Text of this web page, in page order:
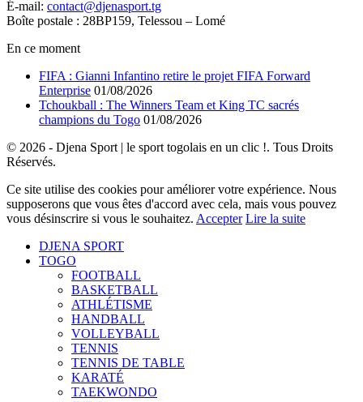
É-mail: contact@djenasport.tg
Boîte postale : 28BP159, Telessou – Lomé
En ce moment
FIFA : Gianni Infantino retire le projet FIFA Forward
Enterprise 01/08/2026
Tchoukball : The Winners Team et King TC sacrés
champions du Togo 01/08/2026
© 2026 - Djena Sport | le sport togolais en un clic !. Tous Droits
Réservés.
Ce site utilise des cookies pour améliorer votre expérience. Nous
supposerons que vous êtes d'accord avec cela, mais vous pouvez
vous désinscrire si vous le souhaitez. Accepter Lire la suite
DJENA SPORT
TOGO
FOOTBALL
BASKETBALL
ATHLÉTISME
HANDBALL
VOLLEYBALL
TENNIS
TENNIS DE TABLE
KARATÉ
TAEKWONDO